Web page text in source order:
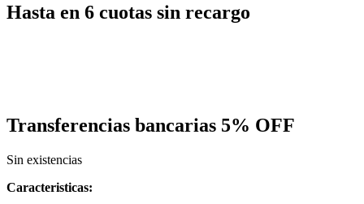
Hasta en 6 cuotas sin recargo
Transferencias bancarias 5% OFF
Sin existencias
Caracteristicas: